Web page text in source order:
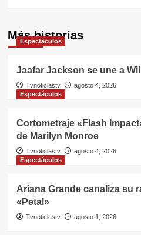
Más historias
Espectáculos
Jaafar Jackson se une a
Tvnoticiastv
agosto 4, 2026
Espectáculos
Cortometraje «Flash
de Marilyn Monroe
Tvnoticiastv
agosto 4, 2026
Espectáculos
Ariana Grande canaliza su
«Petal»
Tvnoticiastv agosto 1, 2026